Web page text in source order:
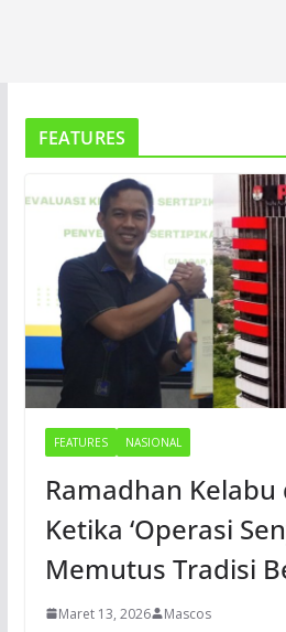
FEATURES
FEATURES NASIONAL
Ramadhan Kelabu
Ketika ‘Operasi
Memutus Tradisi
Maret 13, 2026 Mascos